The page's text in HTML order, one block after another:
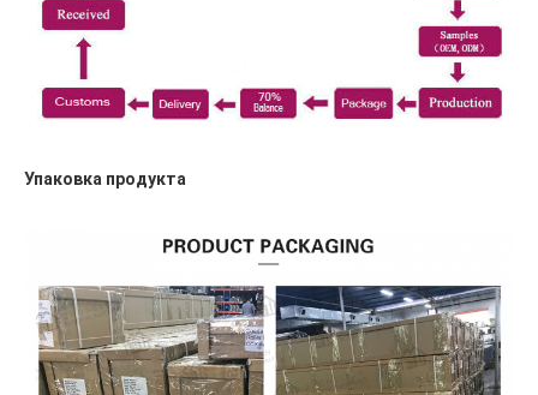
Упаковка продукта